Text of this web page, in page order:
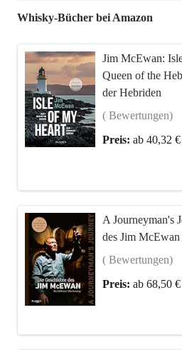
Whisky-Bücher bei Amazon
Jim McEwan:
Queen of the
der Hebriden
( Bewertungen)
Preis: ab 40,32
A Journeyman's
des Jim McEwan
( Bewertungen)
Preis: ab 68,50